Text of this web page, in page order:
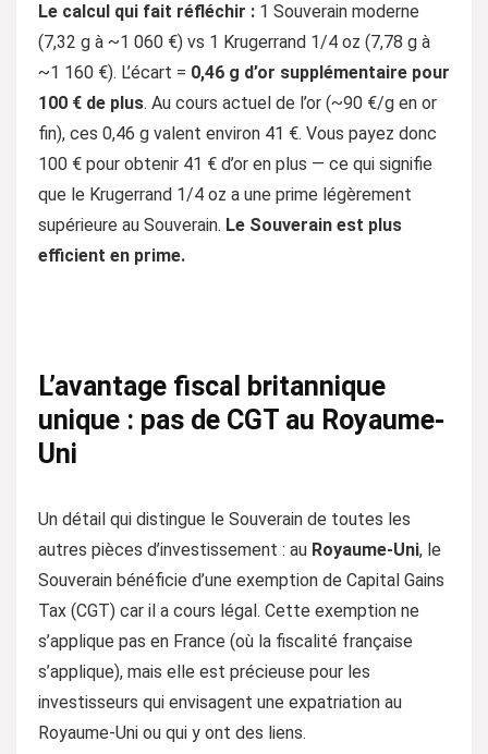
Le calcul qui fait réfléchir : 1 Souverain moderne
(7,32 g à ~1 060 €) vs 1 Krugerrand 1/4 oz (7,78 g à
~1 160 €). L’écart = 0,46 g d’or supplémentaire pour
100 € de plus. Au cours actuel de l’or (~90 €/g en or
fin), ces 0,46 g valent environ 41 €. Vous payez donc
100 € pour obtenir 41 € d’or en plus — ce qui signifie
que le Krugerrand 1/4 oz a une prime légèrement
supérieure au Souverain. Le Souverain est plus
efficient en prime.
L’avantage fiscal britannique
unique : pas de CGT au Royaume-
Uni
Un détail qui distingue le Souverain de toutes les
autres pièces d’investissement : au Royaume-Uni, le
Souverain bénéficie d’une exemption de Capital Gains
Tax (CGT) car il a cours légal. Cette exemption ne
s’applique pas en France (où la fiscalité française
s’applique), mais elle est précieuse pour les
investisseurs qui envisagent une expatriation au
Royaume-Uni ou qui y ont des liens.